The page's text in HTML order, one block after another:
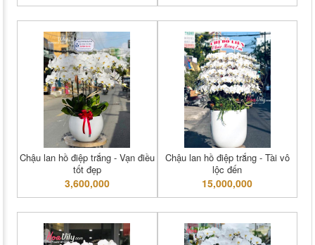
Chậu lan hồ điệp trắng - Vạn điều
tốt đẹp
3,600,000
Chậu lan hồ điệp trắng - Tài vô
lộc đến
15,000,000